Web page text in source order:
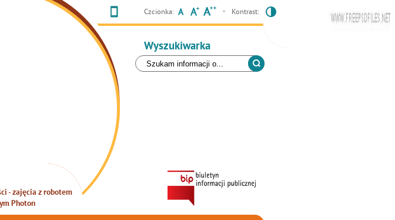
Czcionka: Kontrast:
Wyszukiwarka
- zajęcia z robotem
Photon